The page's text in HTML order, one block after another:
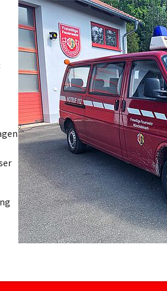
Show larger version